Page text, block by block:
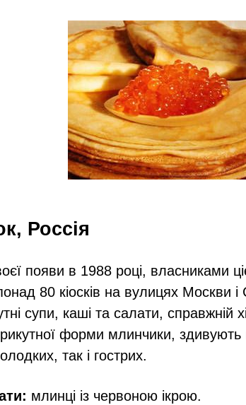
Россія
появи в 1988 році, власниками
80 кіосків на вулицях Москви
супи, каші та салати, справжній
форми млинчики, здивують
так і гострих.
млинці із червоною ікрою.